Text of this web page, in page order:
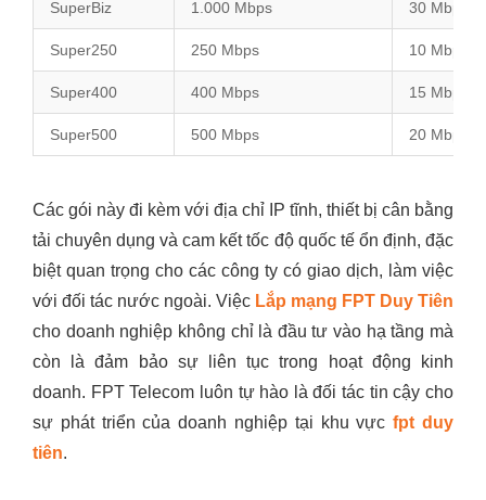
SuperBiz 1.000 Mbps 30 Mbps
Super250 250 Mbps 10 Mbps
Super400 400 Mbps 15 Mbps
Super500 500 Mbps 20 Mbps
Các gói này đi kèm với địa chỉ IP tĩnh, thiết bị cân bằng
tải chuyên dụng và cam kết tốc độ quốc tế ổn định, đặc
biệt quan trọng cho các công ty có giao dịch, làm việc
với đối tác nước ngoài. Việc Lắp mạng FPT Duy Tiên
cho doanh nghiệp không chỉ là đầu tư vào hạ tầng mà
còn là đảm bảo sự liên tục trong hoạt động kinh
doanh. FPT Telecom luôn tự hào là đối tác tin cậy cho
sự phát triển của doanh nghiệp tại khu vựcfpt duy
tiên.